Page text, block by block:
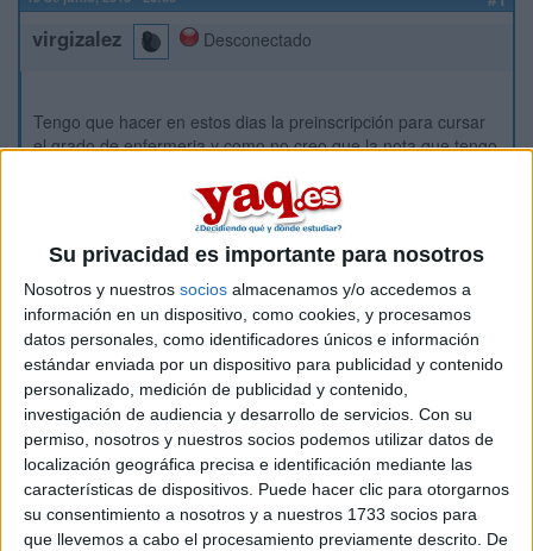
Su privacidad es importante para nosotros
Nosotros y nuestros socios almacenamos y/o accedemos a
información en un dispositivo, como cookies, y procesamos
datos personales, como identificadores únicos e información
estándar enviada por un dispositivo para publicidad y contenido
personalizado, medición de publicidad y contenido,
investigación de audiencia y desarrollo de servicios. Con su
permiso, nosotros y nuestros socios podemos utilizar datos de
localización geográfica precisa e identificación mediante las
características de dispositivos. Puede hacer clic para otorgarnos
su consentimiento a nosotros y a nuestros 1733 socios para
que llevemos a cabo el procesamiento previamente descrito. De
virgizalez Desconectado
Tengo que hacer en estos dias la preinscripción para cursar
el grado de enfermeria y como no creo que la nota que tengo
también en todas las que pueda que tengan la nota más baja
que aquí , a ver si hay suerte
El tema es que no se como hacerlo , no se si desde la pagina
de mi universidad puedo rellenar todas las demás (puedo
poner hasta doce sitios) o si debo ir preinscribiendome
pagina por pagina en cada una de las universidades
/comunidades autonomas que me interesen. Yo tengo un
usuario y contraseña para la web de la universidad de mi
provincia (donde solo hay una universidad ) pero ¿Como
accedo a las web del resto de las CCAA? Con ese mismo
usuario y contraseña?
Seguro que tiene una explicación sencilla. A ver si alguien lo
sabe.